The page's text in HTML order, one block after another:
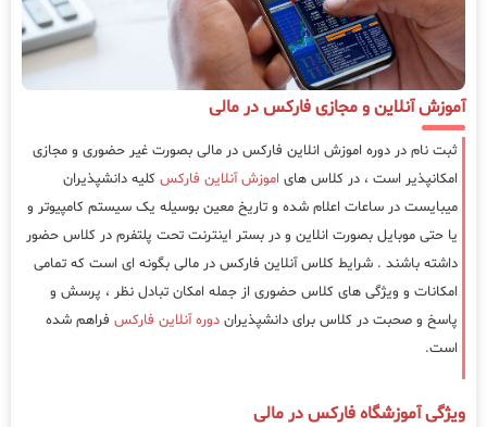
آموزش آنلاین و مجازی فارکس در مالی
ثبت نام در دوره اموزش انلاین فارکس در مالی بصورت غیر حضوری و مجازی
امکانپذیر است ، در کلاس های اموزش آنلاین فارکس کلیه دانشپذیران
میبایست در ساعات اعلام شده و تاریخ معین بوسیله یک سیستم کامپیوتر و
یا حتی موبایل بصورت انلاین و در بستر اینترنت تحت پلتفرم در کلاس حضور
داشته باشند . شرایط کلاس آنلاین فارکس در مالی بگونه ای است که تمامی
امکانات و ویژگی های کلاس حضوری از جمله امکان تبادل نظر ، پرسش و
پاسخ و صحبت در کلاس برای دانشپذیران دوره آنلاین فارکس فراهم شده
است.
ویژگی آموزشگاه فارکس در مالی